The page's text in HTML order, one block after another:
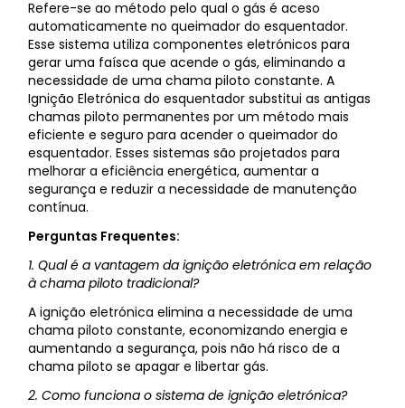
Refere-se ao método pelo qual o gás é aceso
automaticamente no queimador do esquentador.
Esse sistema utiliza componentes eletrónicos para
gerar uma faísca que acende o gás, eliminando a
necessidade de uma chama piloto constante. A
Ignição Eletrónica do esquentador substitui as antigas
chamas piloto permanentes por um método mais
eficiente e seguro para acender o queimador do
esquentador. Esses sistemas são projetados para
melhorar a eficiência energética, aumentar a
segurança e reduzir a necessidade de manutenção
contínua.
Perguntas Frequentes:
1. Qual é a vantagem da ignição eletrónica em relação
à chama piloto tradicional?
A ignição eletrónica elimina a necessidade de uma
chama piloto constante, economizando energia e
aumentando a segurança, pois não há risco de a
chama piloto se apagar e libertar gás.
2. Como funciona o sistema de ignição eletrónica?